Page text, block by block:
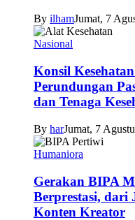
By ilhamJumat, 7
Nasional
Konsil
Perundungan
dan Tenaga
By harJumat, 7
Humaniora
Gerakan BIPA
Berprestasi, dari
Konten Kreator